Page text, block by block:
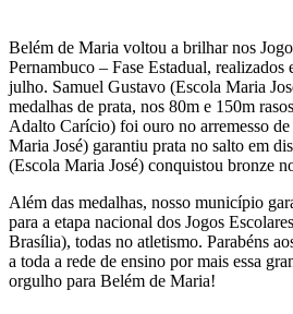
Belém de Maria voltou a brilhar nos
Pernambuco – Fase Estadual, realizados
julho. Samuel Gustavo (Escola Maria
medalhas de prata, nos 80m e 150m
Adalto Carício) foi ouro no arremesso
Maria José) garantiu prata no salto em
(Escola Maria José) conquistou bronze
Além das medalhas, nosso município
para a etapa nacional dos Jogos
Brasília), todas no atletismo. Parabéns
a toda a rede de ensino por mais essa
orgulho para Belém de Maria!